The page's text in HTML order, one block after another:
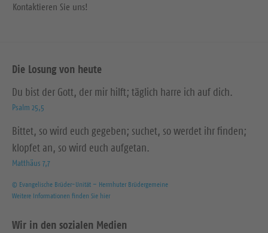
Kontaktieren Sie uns!
Die Losung von heute
Du bist der Gott, der mir hilft; täglich harre ich auf dich.
Psalm 25,5
Bittet, so wird euch gegeben; suchet, so werdet ihr finden;
klopfet an, so wird euch aufgetan.
Matthäus 7,7
© Evangelische Brüder-Unität – Herrnhuter Brüdergemeine
Weitere Informationen finden Sie hier
Wir in den sozialen Medien